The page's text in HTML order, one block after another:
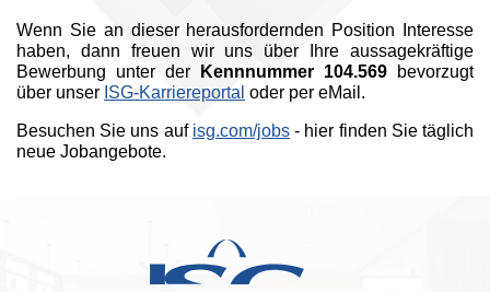
Wenn Sie an dieser herausfordernden Position Interesse
haben, dann freuen wir uns über Ihre aussagekräftige
Bewerbung unter der
Kennnummer 104.569 bevorzugt
über unser ISG-Karriereportal oder per eMail.
Besuchen Sie uns auf isg.com/jobs- hier finden Sie täglich
neue Jobangebote.